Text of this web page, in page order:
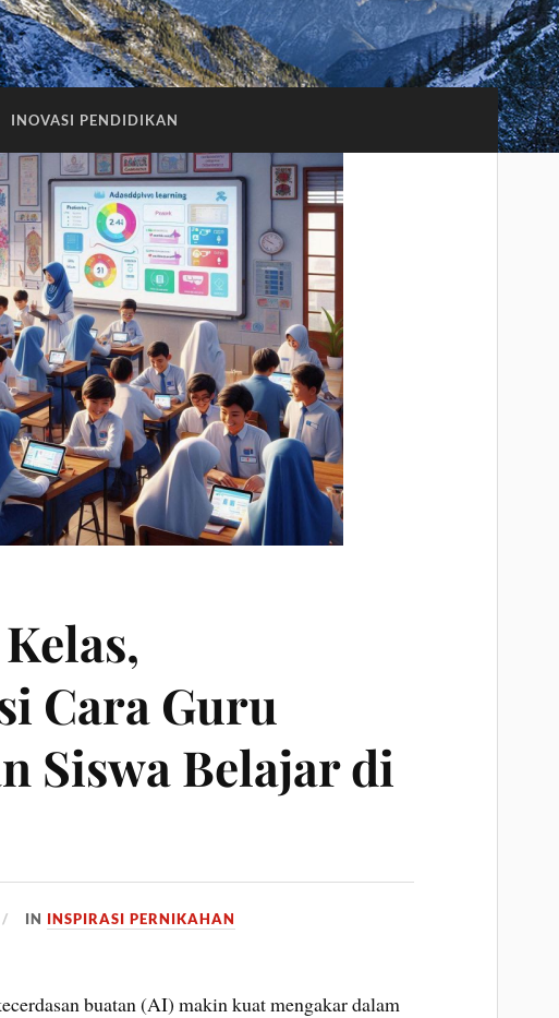
INOVASI PENDIDIKAN
Cara Guru
Siswa Belajar di
IN INSPIRASI PERNIKAHAN
buatan (AI) makin kuat mengakar dalam